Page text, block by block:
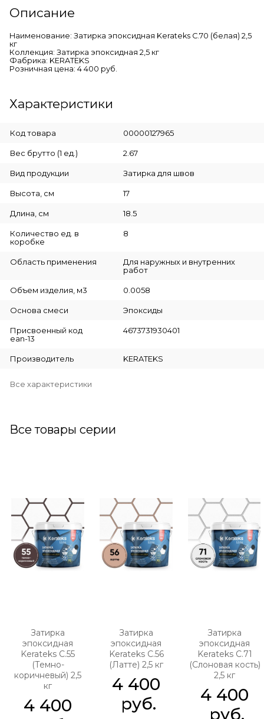
Описание
Наименование: Затирка эпоксидная Kerateks C.70 (белая) 2,5
кг
Коллекция: Затирка эпоксидная 2,5 кг
Фабрика: KERATEKS
Розничная цена: 4 400 руб.
Характеристики
Код товара 00000127965
Вес брутто (1 ед.) 2.67
Вид продукции Затирка для швов
Высота, см 17
Длина, см 18.5
Количество ед. в
коробке
8
Область применения
Для наружных и внутренних
работ
Объем изделия, м3 0.0058
Основа смеси Эпоксиды
Присвоенный код
ean-13
4673731930401
Производитель KERATEKS
Все характеристики
Все товары серии
Затирка
эпоксидная
Kerateks C.55
(Темно-
коричневый) 2,5
кг
4 400
Затирка
эпоксидная
Kerateks C.56
(Латте) 2,5 кг
4 400
руб.
Затирка
эпоксидная
Kerateks C.71
(Слоновая кость)
2,5 кг
4 400
руб.